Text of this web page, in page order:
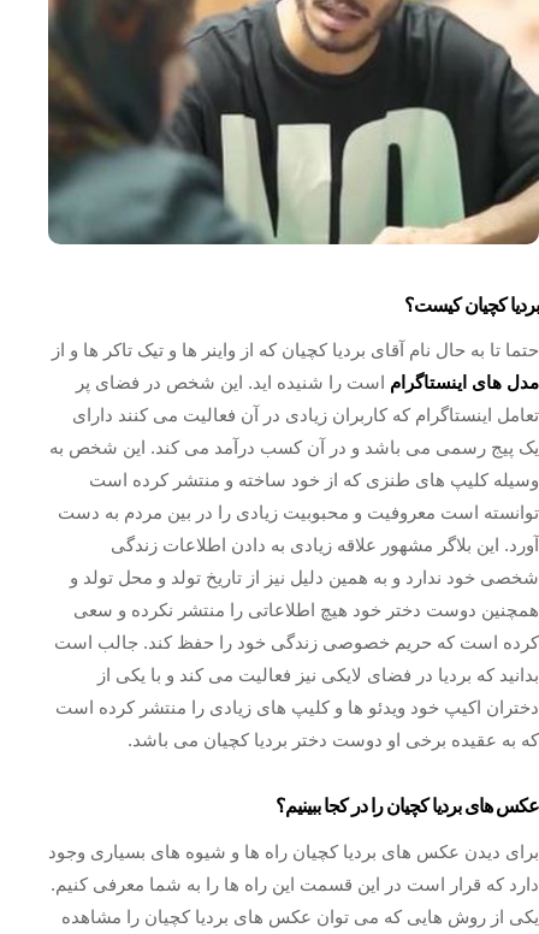
بردیا کچیان کیست؟
حتما تا به حال نام آقای بردیا کچیان که از واینر ها و تیک تاکر ها و از
مدل های اینستاگرام است را شنیده اید. این شخص در فضای پر
تعامل اینستاگرام که کاربران زیادی در آن فعالیت می کنند دارای
یک پیج رسمی می باشد و در آن کسب درآمد می کند. این شخص به
وسیله کلیپ های طنزی که از خود ساخته و منتشر کرده است
توانسته است معروفیت و محبوبیت زیادی را در بین مردم به دست
آورد. این بلاگر مشهور علاقه زیادی به دادن اطلاعات زندگی
شخصی خود ندارد و به همین دلیل نیز از تاریخ تولد و محل تولد و
همچنین دوست دختر خود هیچ اطلاعاتی را منتشر نکرده و سعی
کرده است که حریم خصوصی زندگی خود را حفظ کند. جالب است
بدانید که بردیا در فضای لایکی نیز فعالیت می کند و با یکی از
دختران اکیپ خود ویدئو ها و کلیپ های زیادی را منتشر کرده است
که به عقیده برخی او دوست دختر بردیا کچیان می باشد.
عکس های بردیا کچیان را در کجا ببینیم؟
برای دیدن عکس های بردیا کچیان راه ها و شیوه های بسیاری وجود
دارد که قرار است در این قسمت این راه ها را به شما معرفی کنیم.
یکی از روش هایی که می توان عکس های بردیا کچیان را مشاهده